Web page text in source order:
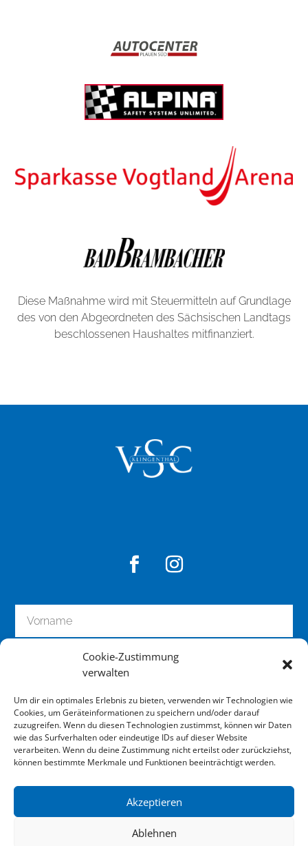
Cookie-Zustimmung
verwalten
Um dir ein optimales Erlebnis zu bieten, verwenden wir Technologien wie
Cookies, um Geräteinformationen zu speichern und/oder darauf
zuzugreifen. Wenn du diesen Technologien zustimmst, können wir Daten
wie das Surfverhalten oder eindeutige IDs auf dieser Website
verarbeiten. Wenn du deine Zustimmung nicht erteilst oder zurückziehst,
können bestimmte Merkmale und Funktionen beeinträchtigt werden.
Akzeptieren
Ablehnen
Diese Maßnahme wird mit Steuermitteln auf Grundlage
des von den Abgeordneten des Sächsischen Landtags
beschlossenen Haushaltes mitfinanziert.
zum Newsletter anmelden
Impressum